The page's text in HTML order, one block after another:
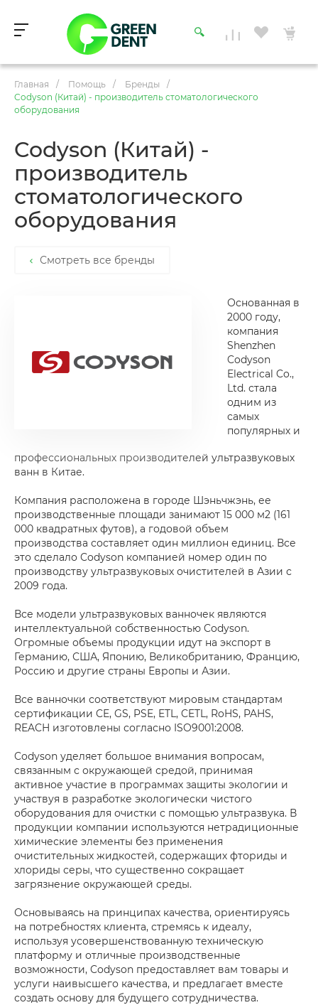
Главная / Помощь / Бренды
/
Codyson (Китай) - производитель стоматологического
оборудования
Codyson (Китай) -
производитель
стоматологического
оборудования
Смотреть все бренды
Основанная в
2000 году,
компания
Shenzhen
Codyson
Electrical Co.,
Ltd. стала
одним из
самых
популярных и
профессиональных производителей ультразвуковых
ванн в Китае.
Компания расположена в городе Шэньчжэнь, ее
производственные площади занимают 15 000 м2 (161
000 квадратных футов), а годовой объем
производства составляет один миллион единиц. Все
это сделало Codyson компанией номер один по
производству ультразвуковых очистителей в Азии с
2009 года.
Все модели ультразвуковых ванночек являются
интеллектуальной собственностью Codyson.
Огромные объемы продукции идут на экспорт в
Германию, США, Японию, Великобританию, Францию,
Россию и другие страны Европы и Азии.
Все ванночки соответствуют мировым стандартам
сертификации CE, GS, PSE, ETL, CETL, RoHS, PAHS,
REACH изготовлены согласно ISO9001:2008.
Codyson уделяет большое внимания вопросам,
связанным с окружающей средой, принимая
активное участие в программах защиты экологии и
участвуя в разработке экологически чистого
оборудования для очистки с помощью ультразвука. В
продукции компании используются нетрадиционные
химические элементы без применения
очистительных жидкостей, содержащих фториды и
хлориды серы, что существенно сокращает
загрязнение окружающей среды.
Основываясь на принципах качества, ориентируясь
на потребностях клиента, стремясь к идеалу,
используя усовершенствованную техническую
платформу и отличные производственные
возможности, Codyson предоставляет вам товары и
услуги наивысшего качества, и предлагает вместе
создать основу для будущего сотрудничества.